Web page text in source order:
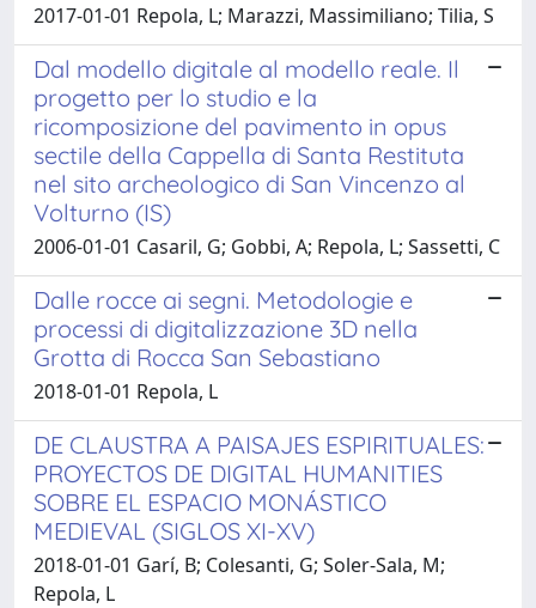
2017-01-01 Repola, L; Marazzi, Massimiliano; Tilia, S
Dal modello digitale al modello reale. Il
progetto per lo studio e la
ricomposizione del pavimento in opus
sectile della Cappella di Santa Restituta
nel sito archeologico di San Vincenzo al
Volturno (IS)
2006-01-01 Casaril, G; Gobbi, A; Repola, L; Sassetti, C
Dalle rocce ai segni. Metodologie e
processi di digitalizzazione 3D nella
Grotta di Rocca San Sebastiano
2018-01-01 Repola, L
DE CLAUSTRA A PAISAJES ESPIRITUALES:
PROYECTOS DE DIGITAL HUMANITIES
SOBRE EL ESPACIO MONÁSTICO
MEDIEVAL (SIGLOS XI-XV)
2018-01-01 Garí, B; Colesanti, G; Soler-Sala, M;
Repola, L